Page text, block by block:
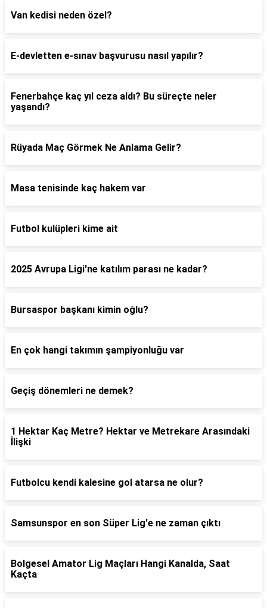
Van kedisi neden özel?
E-devletten e-sınav başvurusu nasıl yapılır?
Fenerbahçe kaç yıl ceza aldı? Bu süreçte neler
yaşandı?
Rüyada Maç Görmek Ne Anlama Gelir?
Masa tenisinde kaç hakem var
Futbol kulüpleri kime ait
2025 Avrupa Ligi'ne katılım parası ne kadar?
Bursaspor başkanı kimin oğlu?
En çok hangi takımın şampiyonluğu var
Geçiş dönemleri ne demek?
1 Hektar Kaç Metre? Hektar ve Metrekare Arasındaki
İlişki
Futbolcu kendi kalesine gol atarsa ne olur?
Samsunspor en son Süper Lig'e ne zaman çıktı
Bolgesel Amator Lig Maçları Hangi Kanalda, Saat
Kaçta